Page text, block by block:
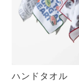
ハンドタオル